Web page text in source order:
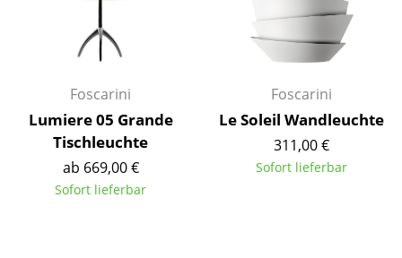
Kleinaufbewahrung
Einzelteile
Licht
Hängeleuchten & Deckenleuchten
Tischleuchten
Foscarini
Lumiere 05 Grande
Tischleuchte
ab 669,00 €
Sofort lieferbar
Foscarini
Le Soleil Wandleuchte
311,00 €
Sofort lieferbar